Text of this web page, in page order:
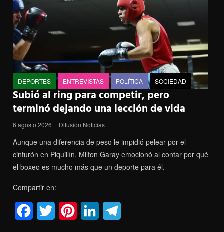
DEPORTES ENTREVISTAS POLÍTICA SOCIEDAD
Subió al ring para competir, pero
terminó dejando una lección de vida
6 agosto 2026 Difusión Noticias
Aunque una diferencia de peso le impidió pelear por el
cinturón en Piquillín, Milton Garay emocionó al contar por qué
el boxeo es mucho más que un deporte para él.
Compartir en: